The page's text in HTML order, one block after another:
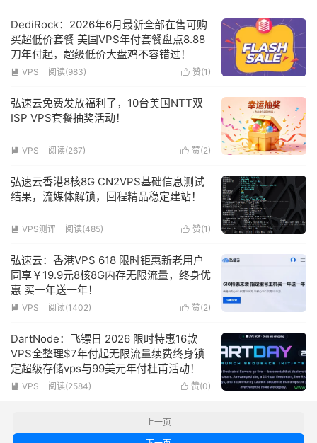
DediRock：2026年6月最新全部在售可购
买超低价套餐 美国VPS年付套餐盘点8.88
刀年付起，超级低价大盘鸡不容错过！
 赞(1 )
 VPS 阅读(983)
弘速云免费发放福利了，10台美国NTT双
ISP VPS套餐抽奖活动！
 赞(2)
 VPS 阅读(267)
弘速云香港8核8G CN2VPS基础信息测试
结果，流媒体解锁，回程精品稳定建站！
 赞(1 )
 VPS测评 阅读(485)
弘速云：香港VPS 618 限时钜惠新老用户
同享￥19.9元8核8G内存无限流量，终身优
惠 买一年送一年！
 赞(2)
 VPS 阅读(1402)
DartNode：飞镖日 2026 限时特惠16款
VPS全整理$7年付起无限流量续费终身锁
定超级存储vps与99美元年付杜甫活动！
 赞(0)
 VPS 阅读(2584)
上一页